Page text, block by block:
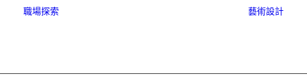
職場探索
藝術設計